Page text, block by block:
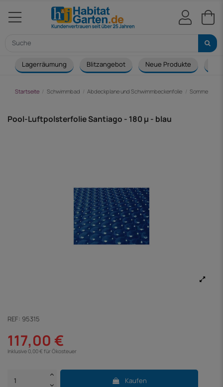
Lagerräumung Blitzangebot Neue Produkte
Startseite Schwimmbad Abdeckplane und Schwimmbeckenfolie
Pool-Luftpolsterfolie Santiago - 180 µ - blau
REF: 95315
117,00 €
Inklusive 0,00 € für Ökosteuer
Kaufen